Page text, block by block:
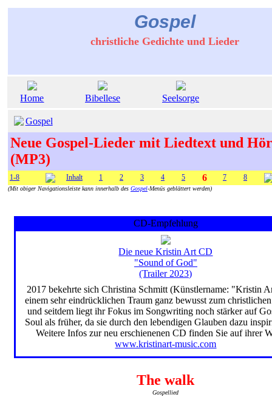
Gospel
christliche Gedichte und Lieder
Home Bibellese Seelsorge
Gospel
Neue Gospel-Lieder mit Liedtext und
(MP3)
1-8 Inhalt 1 2 3 4 5 6 7 8
(Mit obiger Navigationsleiste kann innerhalb des Gospel-Menüs geblättert werden)
CD-Empfehlung
Die neue Kristin Art CD
"Sound of God"
(Trailer 2023)
2017 bekehrte sich Christina Schmitt (Künstlername: "Kristin
einem sehr eindrücklichen Traum ganz bewusst zum
und seitdem liegt ihr Fokus im Songwriting noch stärker auf
Soul als früher, da sie durch den lebendigen Glauben dazu
Weitere Infos zur neu erschienenen CD finden Sie auf ihrer
www.kristinart-music.com
The walk
Gospellied